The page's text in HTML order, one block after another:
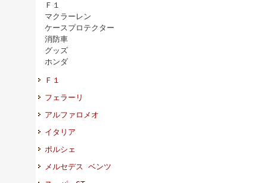
Ｆ１
マクラーレン
ケースプロテクター
消防車
グッズ
ホンダ
Ｆ１
フェラーリ
アルファロメオ
イタリア
ポルシェ
メルセデス ベンツ